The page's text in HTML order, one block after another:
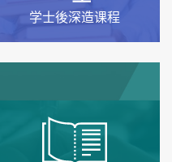
学士後深造课程